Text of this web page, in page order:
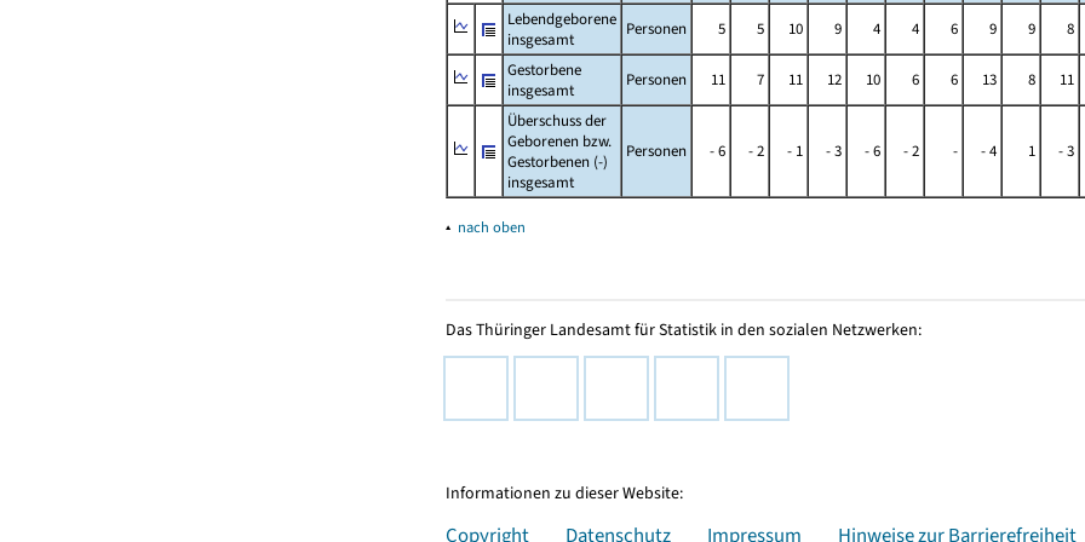
Lebendgeborene
insgesamt
Personen 5 5 10 9 4 4 6 9 9
8
Gestorbene
insgesamt
Personen 11 7 11 12 10 6 6 13 8
11
Überschuss der
Geborenen bzw.
Gestorbenen (-)
insgesamt
Personen - 6 - 2 - 1 - 3 - 6 - 2 - - 4 1 - 3
▴ nach oben
Das Thüringer Landesamt für Statistik in den sozialen Netzwerken:
Informationen zu dieser Website:
Copyright Datenschutz Impressum Hinweise zur Barrierefreiheit